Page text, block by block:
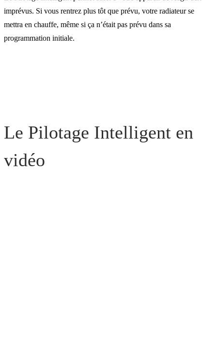
imprévus. Si vous rentrez plus tôt que prévu, votre radiateur se
mettra en chauffe, même si ça n’était pas prévu dans sa
programmation initiale.
Le Pilotage Intelligent en
vidéo